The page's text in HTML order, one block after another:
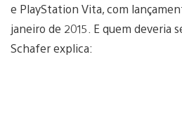
e PlayStation Vita, com
janeiro de 2015. E quem deveria
Schafer explica: